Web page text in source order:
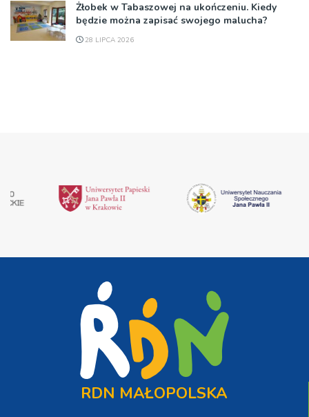
Żłobek w Tabaszowej na ukończeniu. Kiedy
będzie można zapisać swojego malucha?
28 LIPCA 2026
RDN MAŁOPOLSKA